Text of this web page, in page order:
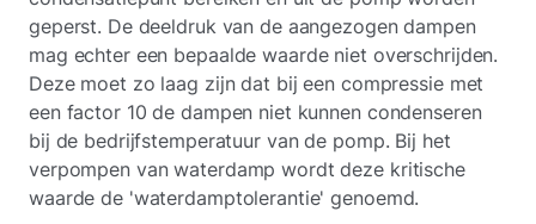
geperst. De deeldruk van de aangezogen dampen
mag echter een bepaalde waarde niet overschrijden.
Deze moet zo laag zijn dat bij een compressie met
een factor 10 de dampen niet kunnen condenseren
bij de bedrijfstemperatuur van de pomp. Bij het
verpompen van waterdamp wordt deze kritische
waarde de 'waterdamptolerantie' genoemd.